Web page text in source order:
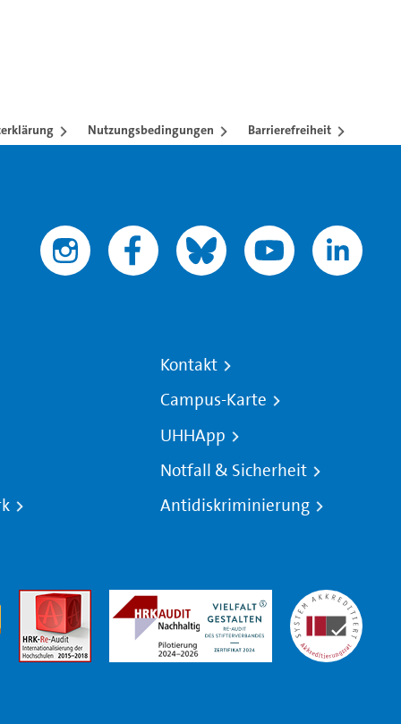
Nutzungsbedingungen Barrierefreiheit
Kontakt
Campus-Karte
UHHApp
Notfall & Sicherheit
Antidiskriminierung